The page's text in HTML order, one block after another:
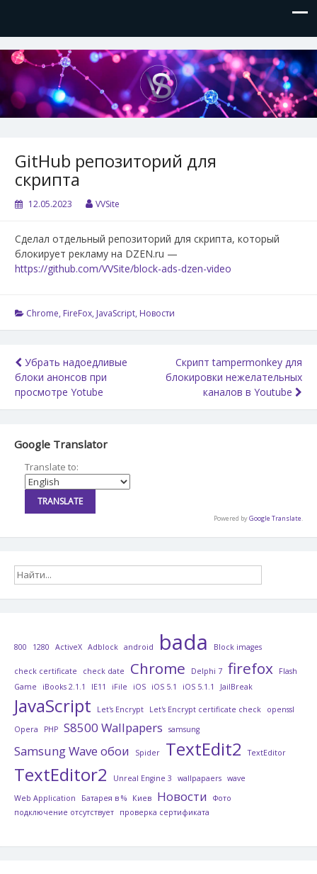
VVSite
Кое-что обо мне и о технологиях, которые я использую.
GitHub репозиторий для
скрипта
12.05.2023 VVSite
Сделал отдельный репозиторий для скрипта, который
блокирует рекламу на DZEN.ru —
https://github.com/VVSite/block-ads-dzen-video
Chrome, FireFox, JavaScript, Новости
Навигация
по
записям
Убрать надоедливые
блоки анонсов при
просмотре Yotube
Скрипт tampermonkey для
блокировки нежелательных
каналов в Youtube
Google Translator
Translate to:
Powered byGoogle Translate.
800 1280 ActiveX Adblock android bada Block images
check certificate check date Chrome Delphi 7 firefox
Flash
Game
iBooks 2.1.1 IE11 iFile iOS iOS 5.1 iOS 5.1.1 JailBreak
JavaScript Let's Encrypt Let's Encrypt certificate check
openssl
Opera
PHP S8500 Wallpapers samsung
Samsung Wave обои Spider TextEdit2 TextEditor
TextEditor2 Unreal Engine 3 wallpapaers wave
Web Application
Батарея в % Киев Новости
Фото
подключение отсутствует
проверка сертификата